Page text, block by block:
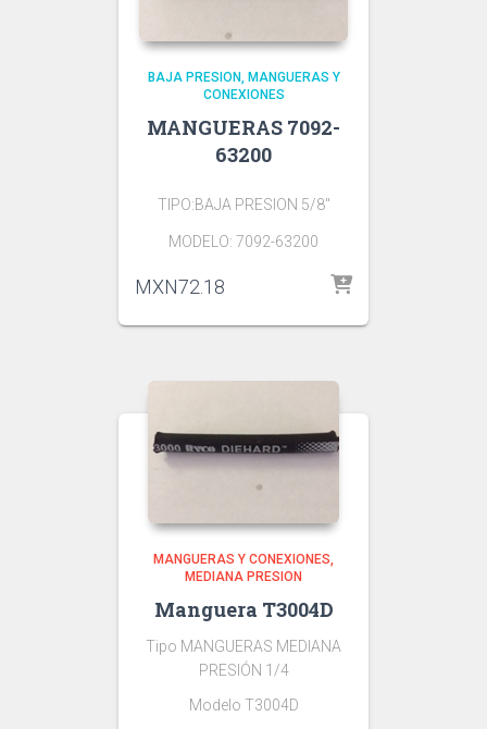
BAJA PRESION MANGUERAS Y
CONEXIONES
MANGUERAS 7092-
63200
TIPO:BAJA PRESION 5/8″
MODELO: 7092-63200
MXN72.18
MANGUERAS Y CONEXIONES
MEDIANA PRESION
Manguera T3004D
Tipo MANGUERAS MEDIANA
PRESIÓN 1/4
Modelo T3004D